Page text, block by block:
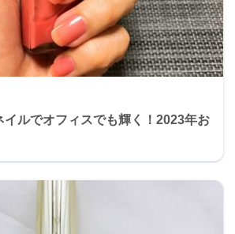
イルでオフィスでも輝く！2023年お